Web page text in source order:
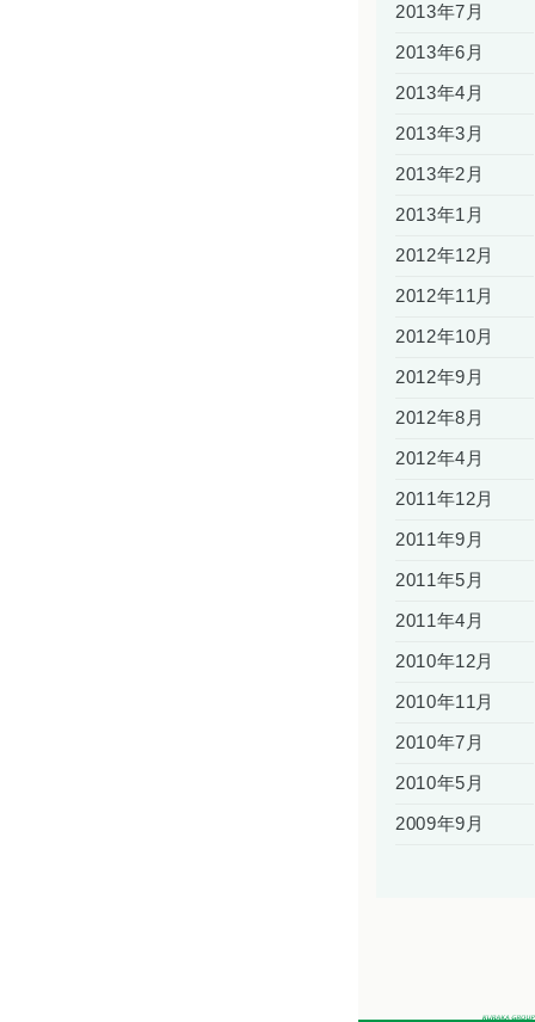
2013年7月
2013年6月
2013年4月
2013年3月
2013年2月
2013年1月
2012年12月
2012年11月
2012年10月
2012年9月
2012年8月
2012年4月
2011年12月
2011年9月
2011年5月
2011年4月
2010年12月
2010年11月
2010年7月
2010年5月
2009年9月